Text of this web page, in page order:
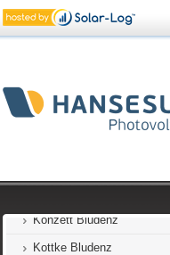
Grabher Bludenz
Henn Nüziders
Konzett Bludenz
Kottke Bludenz